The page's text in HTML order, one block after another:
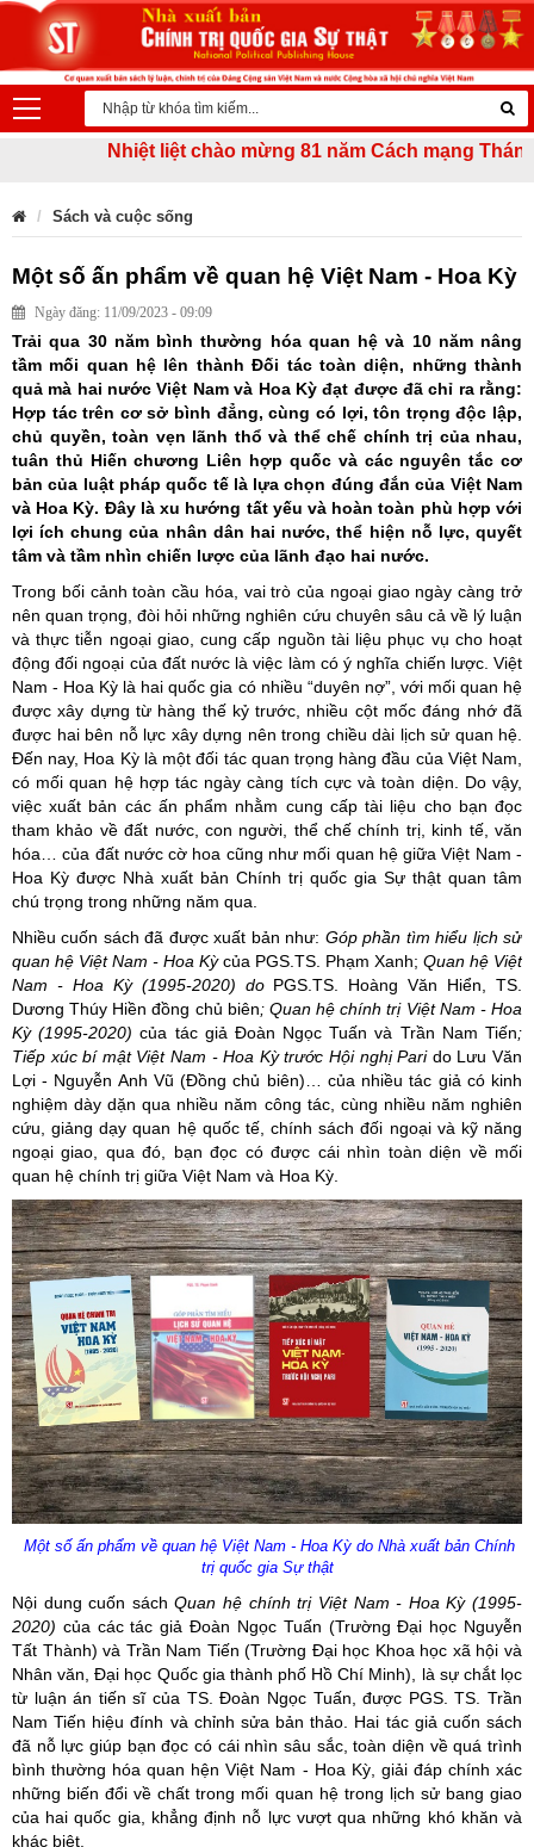
Nhiệt liệt chào mừng 81 năm Cách mạng Tháng
Sách và cuộc sống
Một số ấn phẩm về quan hệ Việt Nam - Hoa Kỳ
Ngày đăng: 11/09/2023 - 09:09
Trải qua 30 năm bình thường hóa quan hệ và 10 năm nâng
tầm mối quan hệ lên thành Đối tác toàn diện, những thành
quả mà hai nước Việt Nam và Hoa Kỳ đạt được đã chỉ ra rằng:
Hợp tác trên cơ sở bình đẳng, cùng có lợi, tôn trọng độc lập,
chủ quyền, toàn vẹn lãnh thổ và thể chế chính trị của nhau,
tuân thủ Hiến chương Liên hợp quốc và các nguyên tắc cơ
bản của luật pháp quốc tế là lựa chọn đúng đắn của Việt Nam
và Hoa Kỳ. Đây là xu hướng tất yếu và hoàn toàn phù hợp với
lợi ích chung của nhân dân hai nước, thể hiện nỗ lực, quyết
tâm và tầm nhìn chiến lược của lãnh đạo hai nước.
Trong bối cảnh toàn cầu hóa, vai trò của ngoại giao ngày càng trở
nên quan trọng, đòi hỏi những nghiên cứu chuyên sâu cả về lý luận
và thực tiễn ngoại giao, cung cấp nguồn tài liệu phục vụ cho hoạt
động đối ngoại của đất nước là việc làm có ý nghĩa chiến lược. Việt
Nam - Hoa Kỳ là hai quốc gia có nhiều “duyên nợ”, với mối quan hệ
được xây dựng từ hàng thế kỷ trước, nhiều cột mốc đáng nhớ đã
được hai bên nỗ lực xây dựng nên trong chiều dài lịch sử quan hệ.
Đến nay, Hoa Kỳ là một đối tác quan trọng hàng đầu của Việt Nam,
có mối quan hệ hợp tác ngày càng tích cực và toàn diện. Do vậy,
việc xuất bản các ấn phẩm nhằm cung cấp tài liệu cho bạn đọc
tham khảo về đất nước, con người, thể chế chính trị, kinh tế, văn
hóa… của đất nước cờ hoa cũng như mối quan hệ giữa Việt Nam -
Hoa Kỳ được Nhà xuất bản Chính trị quốc gia Sự thật quan tâm
chú trọng trong những năm qua.
Nhiều cuốn sách đã được xuất bản như: Góp phần tìm hiểu lịch sử
quan hệ Việt Nam - Hoa Kỳcủa PGS.TS. Phạm Xanh; Quan hệ Việt
Nam - Hoa Kỳ (1995-2020) do PGS.TS. Hoàng Văn Hiển, TS.
Dương Thúy Hiền đồng chủ biên; Quan hệ chính trị Việt Nam - Hoa
Kỳ (1995-2020)của tác giả Đoàn Ngọc Tuấn và Trần Nam Tiến;
Tiếp xúc bí mật Việt Nam - Hoa Kỳ trước Hội nghị Pari do Lưu Văn
Lợi - Nguyễn Anh Vũ (Đồng chủ biên)… của nhiều tác giả có kinh
nghiệm dày dặn qua nhiều năm công tác, cùng nhiều năm nghiên
cứu, giảng dạy quan hệ quốc tế, chính sách đối ngoại và kỹ năng
ngoại giao, qua đó, bạn đọc có được cái nhìn toàn diện về mối
quan hệ chính trị giữa Việt Nam và Hoa Kỳ.
Một số ấn phẩm về quan hệ Việt Nam - Hoa Kỳ do Nhà xuất bản Chính
trị quốc gia Sự thật
Nội dung cuốn sáchQuan hệ chính trị Việt Nam - Hoa Kỳ (1995-
2020) của các tác giả Đoàn Ngọc Tuấn (Trường Đại học Nguyễn
Tất Thành) và Trần Nam Tiến (Trường Đại học Khoa học xã hội và
Nhân văn, Đại học Quốc gia thành phố Hồ Chí Minh), là sự chắt lọc
từ luận án tiến sĩ của TS. Đoàn Ngọc Tuấn, được PGS. TS. Trần
Nam Tiến hiệu đính và chỉnh sửa bản thảo. Hai tác giả cuốn sách
đã nỗ lực giúp bạn đọc có cái nhìn sâu sắc, toàn diện về quá trình
bình thường hóa quan hện Việt Nam - Hoa Kỳ, giải đáp chính xác
những biến đổi về chất trong mối quan hệ trong lịch sử bang giao
của hai quốc gia, khẳng định nỗ lực vượt qua những khó khăn và
khác biệt.